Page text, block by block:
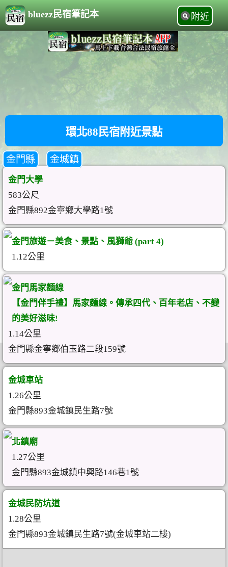
bluezz民宿筆記本 附近
環北88民宿附近景點
金門縣 金城鎮
金門大學
583公尺
金門縣892金寧鄉大學路1號
金門旅遊－美食、景點、風獅爺 (part 4)
1.12公里
金門馬家麵線
【金門伴手禮】馬家麵線。傳承四代、百年老店、不變
的美好滋味!
1.14公里
金門縣金寧鄉伯玉路二段159號
金城車站
1.26公里
金門縣893金城鎮民生路7號
北鎮廟
1.27公里
金門縣893金城鎮中興路146巷1號
金城民防坑道
1.28公里
金門縣893金城鎮民生路7號(金城車站二樓)